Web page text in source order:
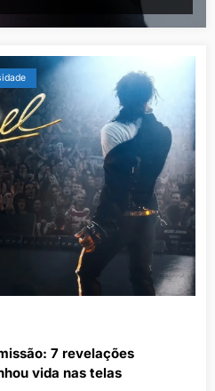
7 revelações
vida nas telas